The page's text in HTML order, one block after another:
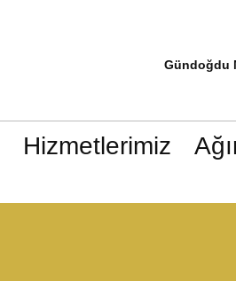
Gündoğdu
Hizmetlerimiz